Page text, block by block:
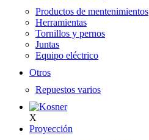
Productos de mentenimientos
Herramientas
Tornillos y pernos
Juntas
Equipo eléctrico
Otros
Repuestos varios
X
Proyección